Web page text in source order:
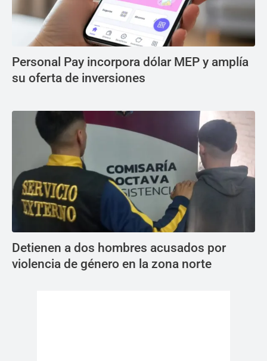
Personal Pay incorpora dólar MEP y amplía
su oferta de inversiones
Detienen a dos hombres acusados por
violencia de género en la zona norte